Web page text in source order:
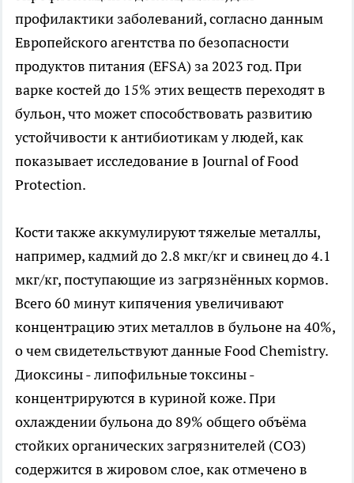
профилактики заболеваний, согласно данным
Европейского агентства по безопасности
продуктов питания (EFSA) за 2023 год. При
варке костей до 15% этих веществ переходят в
бульон, что может способствовать развитию
устойчивости к антибиотикам у людей, как
показывает исследование в Journal of Food
Protection.
Кости также аккумулируют тяжелые металлы,
например, кадмий до 2.8 мкг/кг и свинец до 4.1
мкг/кг, поступающие из загрязнённых кормов.
Всего 60 минут кипячения увеличивают
концентрацию этих металлов в бульоне на 40%,
о чем свидетельствуют данные Food Chemistry.
Диоксины - липофильные токсины -
концентрируются в куриной коже. При
охлаждении бульона до 89% общего объёма
стойких органических загрязнителей (СОЗ)
содержится в жировом слое, как отмечено в